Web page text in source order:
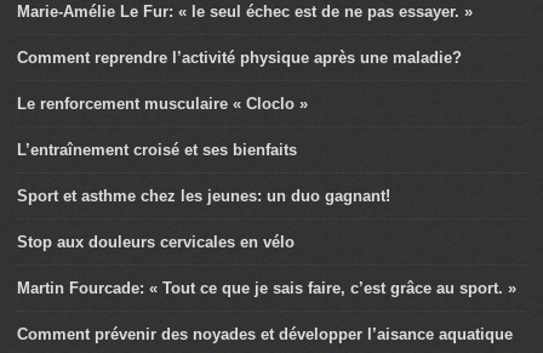
Marie-Amélie Le Fur: « le seul échec est de ne pas essayer. »
Comment reprendre l’activité physique après une maladie?
Le renforcement musculaire « Cloclo »
L’entraînement croisé et ses bienfaits
Sport et asthme chez les jeunes: un duo gagnant!
Stop aux douleurs cervicales en vélo
Martin Fourcade: « Tout ce que je sais faire, c’est grâce au sport. »
Comment prévenir des noyades et développer l’aisance aquatique